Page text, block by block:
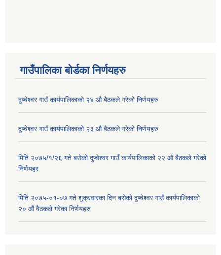
गाउँपालिका बोर्डका निर्णयहरु
दुप्चेश्वर गाउँ कार्यपालिकाको २४ औ बैठकले गरेको निर्णयहरु
दुप्चेश्वर गाउँ कार्यपालिकाको २३ औ बैठकले गरेको निर्णयहरु
मिति २०७५/१/२६ गते बसेको दुप्चेश्वर गाउँ कार्यपालिकाको २२ औ बैठकले गरेको
निर्णयहर
मिति २०७५-०१-०७ गते शुक्रवारका दिन बसेको दुप्चेश्वर गाउँ कार्यपालिकाको
२० औं वैठकले गरेका निर्णयहरु